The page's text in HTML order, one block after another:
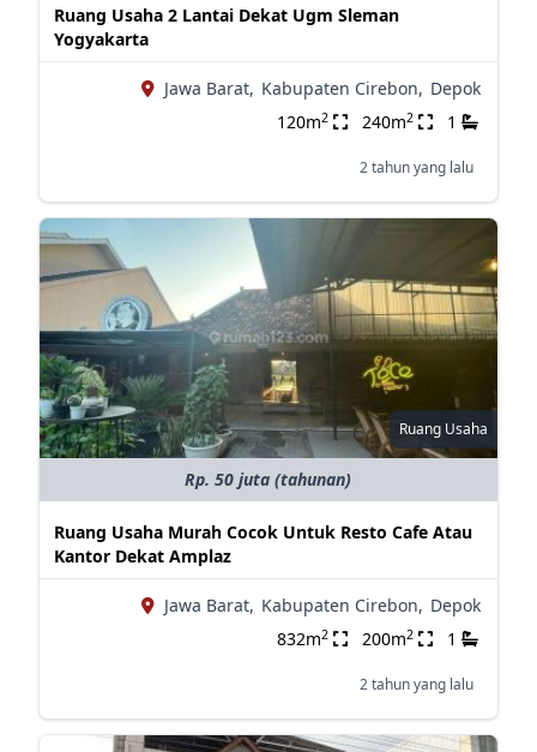
Ruang Usaha 2 Lantai Dekat Ugm Sleman
Yogyakarta
Jawa Barat, Kabupaten Cirebon, Depok
120m2 240m2 1
2 tahun yang lalu
Ruang Usaha
Rp. 50 juta (tahunan)
Ruang Usaha Murah Cocok Untuk Resto Cafe Atau
Kantor Dekat Amplaz
Jawa Barat, Kabupaten Cirebon, Depok
832m2 200m2 1
2 tahun yang lalu